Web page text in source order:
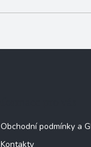
Obchodní podmínky a
Kontakty